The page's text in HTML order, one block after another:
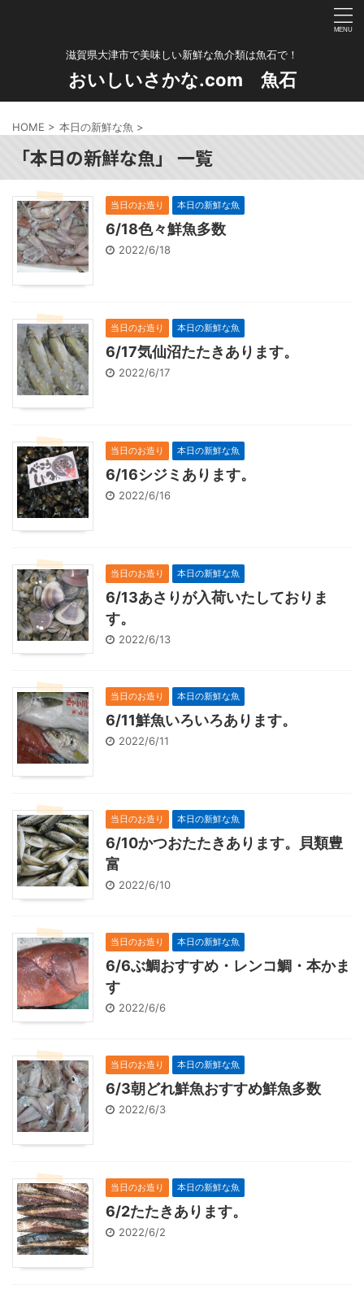
滋賀県大津市で美味しい新鮮な魚介類は魚石で！
おいしいさかな.com 魚石
HOME > 本日の新鮮な魚 >
「本日の新鮮な魚」 一覧
当日のお造り 本日の新鮮な魚
6/18色々鮮魚多数
2022/6/18
当日のお造り 本日の新鮮な魚
6/17気仙沼たたきあります。
2022/6/17
当日のお造り 本日の新鮮な魚
6/16シジミあります。
2022/6/16
当日のお造り 本日の新鮮な魚
6/13あさりが入荷いたしておりま
す。
2022/6/13
当日のお造り 本日の新鮮な魚
6/11鮮魚いろいろあります。
2022/6/11
当日のお造り 本日の新鮮な魚
6/10かつおたたきあります。貝類豊
富
2022/6/10
当日のお造り 本日の新鮮な魚
6/6ぶ鯛おすすめ・レンコ鯛・本かま
す
2022/6/6
当日のお造り 本日の新鮮な魚
6/3朝どれ鮮魚おすすめ鮮魚多数
2022/6/3
当日のお造り 本日の新鮮な魚
6/2たたきあります。
2022/6/2